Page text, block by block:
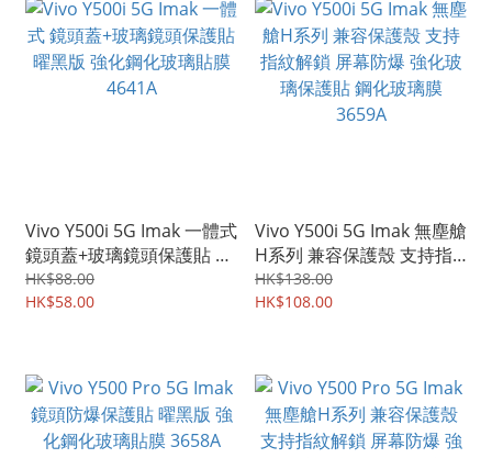
Vivo Y500i 5G Imak 一體式
鏡頭蓋+玻璃鏡頭保護貼 曜
黑版 強化鋼化玻璃貼膜
4641A
HK$88.00
HK$58.00
Vivo Y500i 5G Imak 無塵艙
H系列 兼容保護殼 支持指
紋解鎖 屏幕防爆 強化玻璃
保護貼 鋼化玻璃膜 3659A
HK$138.00
HK$108.00